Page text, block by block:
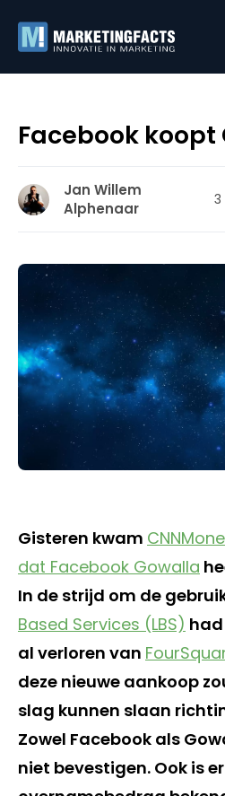
Facebook koopt
Jan Willem
Alphenaar
3
Gisteren kwam
dat Facebook Gowalla
In de strijd om de
Based Services (LBS)
al verloren van
deze nieuwe aankoop
slag kunnen slaan
Zowel Facebook als
niet bevestigen. Ook is